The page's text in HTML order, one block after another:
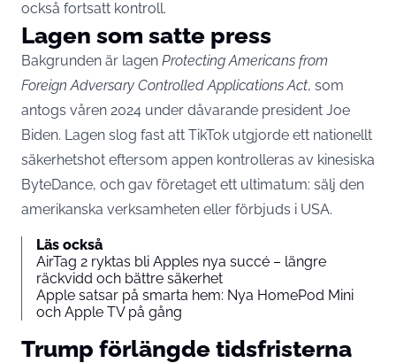
också fortsatt kontroll.
Lagen som satte press
Bakgrunden är lagen Protecting Americans from
Foreign Adversary Controlled Applications Act, som
antogs våren 2024 under dåvarande president Joe
Biden. Lagen slog fast att TikTok utgjorde ett nationellt
säkerhetshot eftersom appen kontrolleras av kinesiska
ByteDance, och gav företaget ett ultimatum: sälj den
amerikanska verksamheten eller förbjuds i USA.
Läs också
AirTag 2 ryktas bli Apples nya succé – längre
räckvidd och bättre säkerhet
Apple satsar på smarta hem: Nya HomePod Mini
och Apple TV på gång
Trump förlängde tidsfristerna